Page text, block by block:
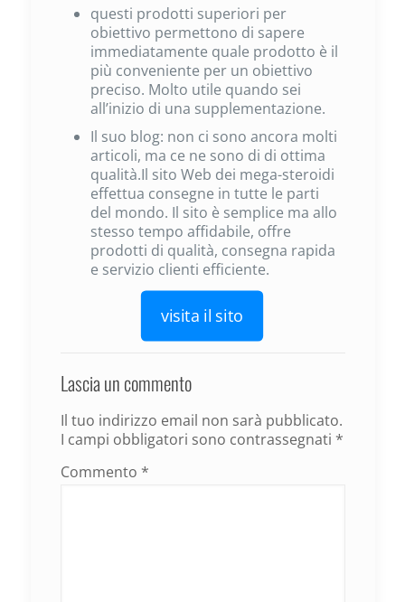
questi prodotti superiori per
obiettivo permettono di sapere
immediatamente quale prodotto è il
più conveniente per un obiettivo
preciso. Molto utile quando sei
all’inizio di una supplementazione.
Il suo blog: non ci sono ancora molti
articoli, ma ce ne sono di di ottima
qualità.Il sito Web dei mega-steroidi
effettua consegne in tutte le parti
del mondo. Il sito è semplice ma allo
stesso tempo affidabile, offre
prodotti di qualità, consegna rapida
e servizio clienti efficiente.
visita il sito
Lascia un commento
Il tuo indirizzo email non sarà pubblicato.
I campi obbligatori sono contrassegnati *
Commento *